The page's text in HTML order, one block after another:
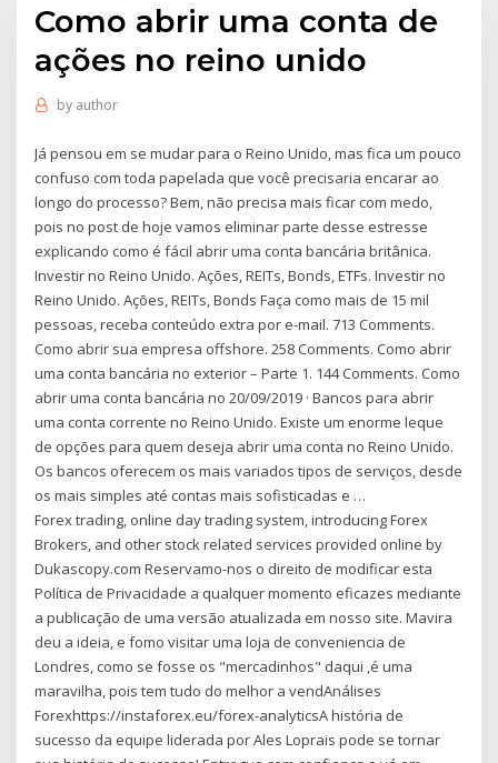
Como abrir uma conta de
ações no reino unido
by author
Já pensou em se mudar para o Reino Unido, mas fica um pouco
confuso com toda papelada que você precisaria encarar ao
longo do processo? Bem, não precisa mais ficar com medo,
pois no post de hoje vamos eliminar parte desse estresse
explicando como é fácil abrir uma conta bancária britânica.
Investir no Reino Unido. Ações, REITs, Bonds, ETFs. Investir no
Reino Unido. Ações, REITs, Bonds Faça como mais de 15 mil
pessoas, receba conteúdo extra por e-mail. 713 Comments.
Como abrir sua empresa offshore. 258 Comments. Como abrir
uma conta bancária no exterior – Parte 1. 144 Comments. Como
abrir uma conta bancária no 20/09/2019 · Bancos para abrir
uma conta corrente no Reino Unido. Existe um enorme leque
de opções para quem deseja abrir uma conta no Reino Unido.
Os bancos oferecem os mais variados tipos de serviços, desde
os mais simples até contas mais sofisticadas e …
Forex trading, online day trading system, introducing Forex
Brokers, and other stock related services provided online by
Dukascopy.com Reservamo-nos o direito de modificar esta
Política de Privacidade a qualquer momento eficazes mediante
a publicação de uma versão atualizada em nosso site. Mavira
deu a ideia, e fomo visitar uma loja de conveniencia de
Londres, como se fosse os "mercadinhos" daqui ,é uma
maravilha, pois tem tudo do melhor a vendAnálises
Forexhttps://instaforex.eu/forex-analyticsA história de
sucesso da equipe liderada por Ales Loprais pode se tornar